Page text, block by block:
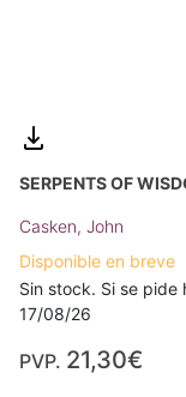
SERPENTS OF
Casken, John
Disponible en breve
Sin stock. Si se pide
17/08/26
PVP. 21,30€